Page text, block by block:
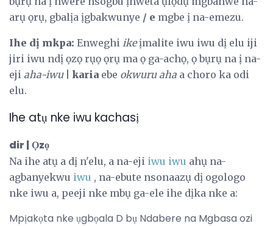
arụ ọrụ, gbalịa ịgbakwunye / e mgbe ị na-emezu.
Ihe dị mkpa: Enweghi ikeịmalite iwu iwu dị elu iji
jiri iwu ndị ọzọ rụọ ọrụ ma ọ ga-achọ, ọ bụrụ na ị na-
eji aha-iwu karia ebe okwuru aha a choro ka odi
elu.
Ihe atụ nke iwu kachasị
dir |Ọzọ
Na ihe atụ a dị n'elu, a na-eji iwu iwu ahụ na-
agbanyekwu iwu , na-ebute nsonaazụ dị ogologo
nke iwu a, peeji nke mbụ ga-ele ihe dịka nke a:
Mpịakọta nke ụgbọala D bụ Ndabere na Mgbasa ozi